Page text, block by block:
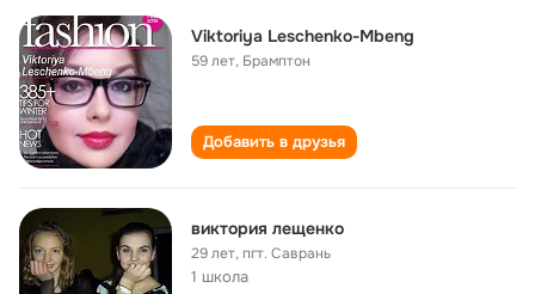
Viktoriya Leschenko-Mbeng
59 лет, Брамптон
Добавить в друзья
виктория лещенко
29 лет,пгт. Саврань
1 школа